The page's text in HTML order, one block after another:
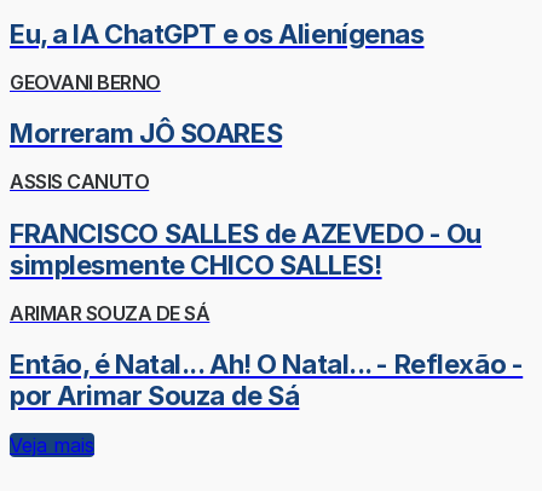
Eu, a IA ChatGPT e os Alienígenas
GEOVANI BERNO
Morreram JÔ SOARES
ASSIS CANUTO
FRANCISCO SALLES de AZEVEDO - Ou
simplesmente CHICO SALLES!
ARIMAR SOUZA DE SÁ
Então, é Natal... Ah! O Natal... - Reflexão -
por Arimar Souza de Sá
Veja mais